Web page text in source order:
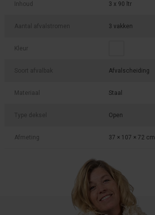
Inhoud 3 x 90 ltr
Aantal afvalstromen 3 vakken
Kleur
Soort afvalbak Afvalscheiding
Materiaal Staal
Type deksel Open
Afmeting 37 × 107 × 72 cm